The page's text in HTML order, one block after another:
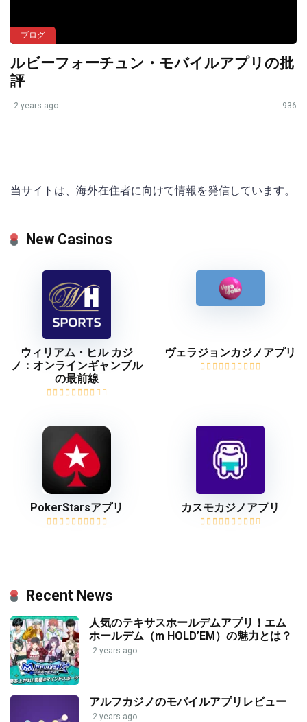
ブログ
ルビーフォーチュン・モバイルアプリの批
評
2 years ago 936
当サイトは、海外在住者に向けて情報を発信しています。
New Casinos
ウィリアム・ヒル カジ
ノ：オンラインギャンブル
の最前線
ヴェラジョンカジノアプリ
PokerStarsアプリ カスモカジノアプリ
Recent News
人気のテキサスホールデムアプリ！エム
ホールデム（m HOLD’EM）の魅力とは？
2 years ago
アルフカジノのモバイルアプリレビュー
2 years ago